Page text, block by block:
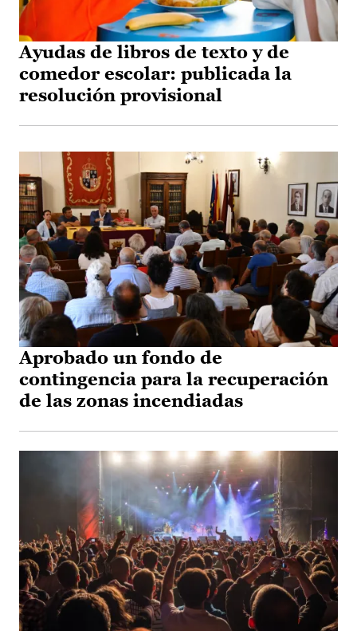
Ayudas de libros de texto y de
comedor escolar: publicada la
resolución provisional
Aprobado un fondo de
contingencia para la recuperación
de las zonas incendiadas